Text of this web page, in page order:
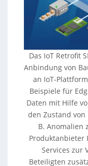
Das IoT Retrofit
Anbindung von
an IoT-
Beispiele für
Daten mit Hilfe
den Zustand
B. Anomalien
Produktanbieter
Services zur
Beteiligten